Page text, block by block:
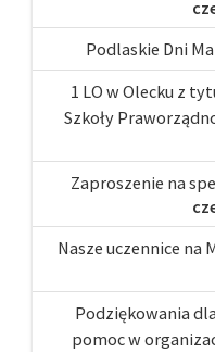
Podlaskie Dni
1 LO w Olecku z
Szkoły
Zaproszenie na
Nasze uczennice na
Podziękowania
pomoc w